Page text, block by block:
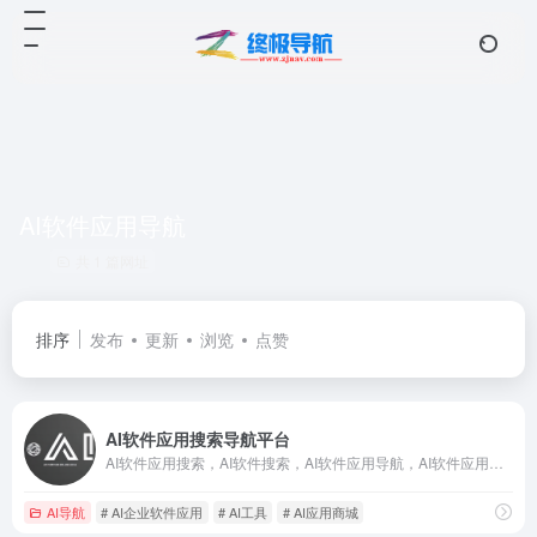
排序 发布 更新 浏览 点赞
AI软件应用搜索导航平台
AI导航 # AI企业软件应用 # AI工具 # AI应用商城